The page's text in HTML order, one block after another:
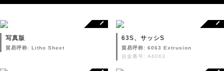
写真版
貿易呼称: Litho Sheet
63S、サッシS
貿易呼称: 6063 Extrusion
合金番号: A6063